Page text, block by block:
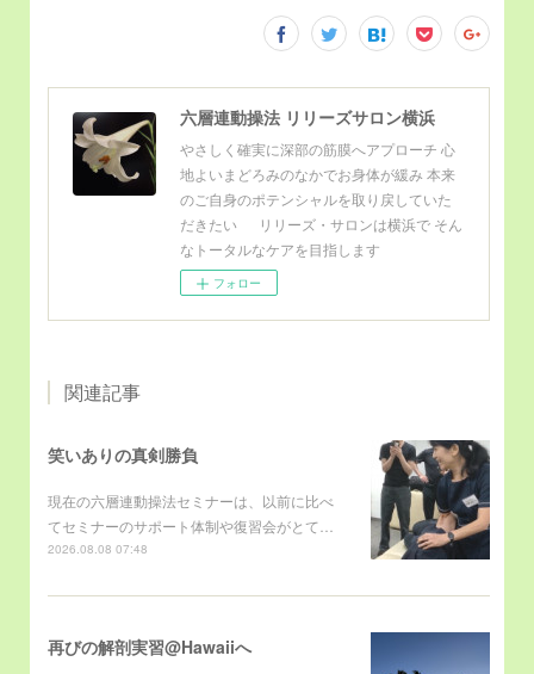
六層連動操法 リリーズサロン横浜
やさしく確実に深部の筋膜へアプローチ 心
地よいまどろみのなかでお身体が緩み 本来
のご自身のポテンシャルを取り戻していた
だきたい リリーズ・サロンは横浜で そん
なトータルなケアを目指します
フォロー
関連記事
笑いありの真剣勝負
現在の六層連動操法セミナーは、以前に比べ
てセミナーのサポート体制や復習会がとて…
2026.08.08 07:48
再びの解剖実習@Hawaiiへ